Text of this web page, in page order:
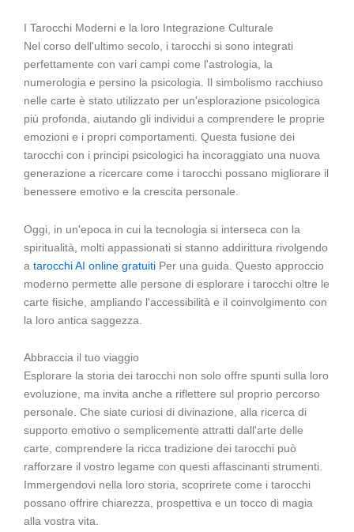
I Tarocchi Moderni e la loro Integrazione Culturale
Nel corso dell'ultimo secolo, i tarocchi si sono integrati
perfettamente con vari campi come l'astrologia, la
numerologia e persino la psicologia. Il simbolismo racchiuso
nelle carte è stato utilizzato per un'esplorazione psicologica
più profonda, aiutando gli individui a comprendere le proprie
emozioni e i propri comportamenti. Questa fusione dei
tarocchi con i principi psicologici ha incoraggiato una nuova
generazione a ricercare come i tarocchi possano migliorare il
benessere emotivo e la crescita personale.
Oggi, in un'epoca in cui la tecnologia si interseca con la
spiritualità, molti appassionati si stanno addirittura rivolgendo
a tarocchi AI online gratuiti Per una guida. Questo approccio
moderno permette alle persone di esplorare i tarocchi oltre le
carte fisiche, ampliando l'accessibilità e il coinvolgimento con
la loro antica saggezza.
Abbraccia il tuo viaggio
Esplorare la storia dei tarocchi non solo offre spunti sulla loro
evoluzione, ma invita anche a riflettere sul proprio percorso
personale. Che siate curiosi di divinazione, alla ricerca di
supporto emotivo o semplicemente attratti dall'arte delle
carte, comprendere la ricca tradizione dei tarocchi può
rafforzare il vostro legame con questi affascinanti strumenti.
Immergendovi nella loro storia, scoprirete come i tarocchi
possano offrire chiarezza, prospettiva e un tocco di magia
alla vostra vita.